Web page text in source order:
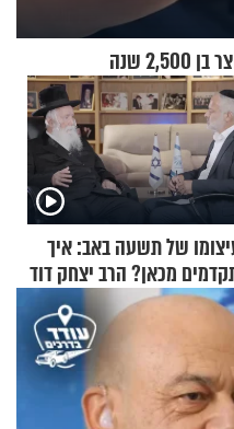
שנה
של תשעה באב: איך
מכאן? הרב יצחק דוד
בשיחה מיוחדת